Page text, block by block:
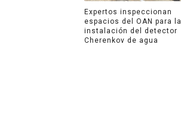
Expertos inspeccionan
espacios del OAN para la
instalación del detector
Cherenkov de agua